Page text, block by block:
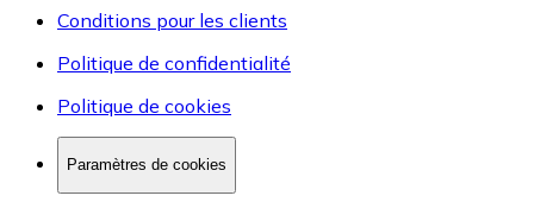
Conditions pour les clients
Politique de confidentialité
Politique de cookies
Paramètres de cookies